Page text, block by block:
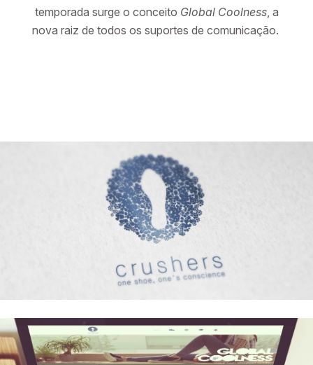
temporada surge o conceito Global Coolness, a
nova raiz de todos os suportes de comunicação.